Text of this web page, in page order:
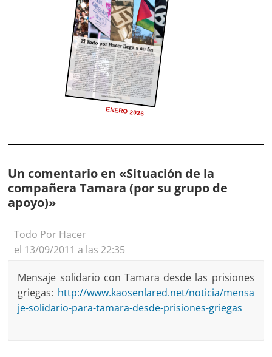
ENERO 2026
Un comentario en «Situación de la
compañera Tamara (por su grupo de
apoyo)»
Todo Por Hacer
el 13/09/2011 a las 22:35
Mensaje solidario con Tamara desde las prisiones
griegas: http://www.kaosenlared.net/noticia/mensa
je-solidario-para-tamara-desde-prisiones-griegas